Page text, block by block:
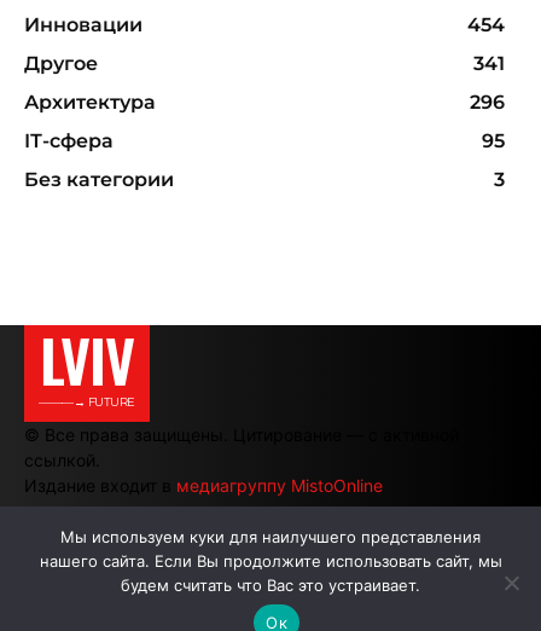
Инновации
454
Другое
341
Архитектура
296
ІТ-сфера
95
Без категории
3
LVIV
———→ FUTURE
© Все права защищены. Цитирование — с активной
ссылкой.
Издание входит в медиагруппу MistoOnline
АВТОРЫ РЕКЛАМА НА САЙТЕ
Мы используем куки для наилучшего представления
нашего сайта. Если Вы продолжите использовать сайт, мы
будем считать что Вас это устраивает.
Ок